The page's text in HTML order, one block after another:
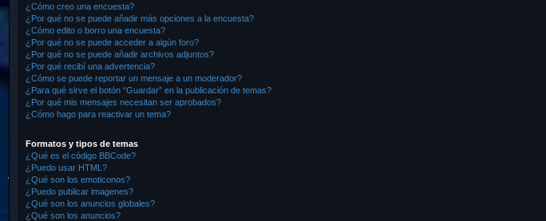
¿Cómo creo una encuesta?
¿Por qué no se puede añadir más opciones a la encuesta?
¿Cómo edito o borro una encuesta?
¿Por qué no se puede acceder a algún foro?
¿Por qué no se puede añadir archivos adjuntos?
¿Por qué recibí una advertencia?
¿Cómo se puede reportar un mensaje a un moderador?
¿Para qué sirve el botón “Guardar” en la publicación de temas?
¿Por qué mis mensajes necesitan ser aprobados?
¿Cómo hago para reactivar un tema?
Formatos y tipos de temas
¿Qué es el código BBCode?
¿Puedo usar HTML?
¿Qué son los emoticonos?
¿Puedo publicar imagenes?
¿Qué son los anuncios globales?
¿Qué son los anuncios?